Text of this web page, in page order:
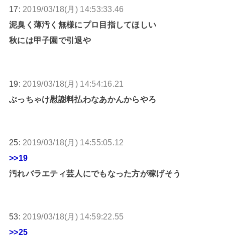
17: 2019/03/18(月) 14:53:33.46
泥臭く薄汚く無様にプロ目指してほしい
秋には甲子園で引退や
19: 2019/03/18(月) 14:54:16.21
ぶっちゃけ慰謝料払わなあかんからやろ
25: 2019/03/18(月) 14:55:05.12
>>19
汚れバラエティ芸人にでもなった方が稼げそう
53: 2019/03/18(月) 14:59:22.55
>>25